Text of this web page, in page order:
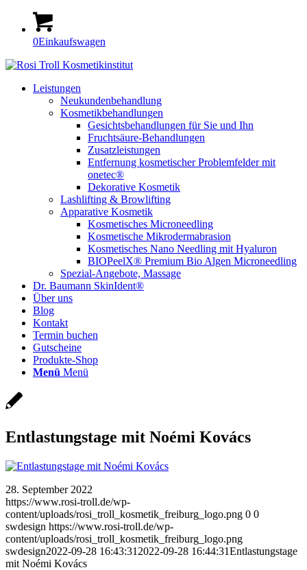
0Einkaufswagen
Leistungen
Neukundenbehandlung
Kosmetikbehandlungen
Gesichtsbehandlungen für Sie und Ihn
Fruchtsäure-Behandlungen
Zusatzleistungen
Entfernung kosmetischer Problemfelder mit
onetec®
Dekorative Kosmetik
Lashlifting & Browlifting
Apparative Kosmetik
Kosmetisches Microneedling
Kosmetische Mikrodermabrasion
Kosmetisches Nano Needling mit Hyaluron
BIOPeelX® Premium Bio Algen Microneedling
Spezial-Angebote, Massage
Dr. Baumann SkinIdent®
Über uns
Blog
Kontakt
Termin buchen
Gutscheine
Produkte-Shop
Menü Menü
Entlastungstage mit Noémi Kovács
28. September 2022
https://www.rosi-troll.de/wp-
content/uploads/rosi_troll_kosmetik_freiburg_logo.png 0 0
swdesign https://www.rosi-troll.de/wp-
content/uploads/rosi_troll_kosmetik_freiburg_logo.png
swdesign2022-09-28 16:43:31 2022-09-28 16:44:31Entlastungstage
mit Noémi Kovács